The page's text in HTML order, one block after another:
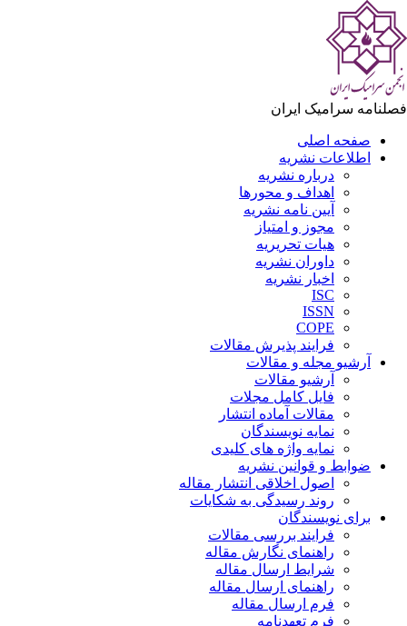
سرامیک ایران
صفحه اصلی
اطلاعات نشریه
درباره نشریه
اهداف و محورها
آیین نامه نشریه
مجوز و امتیاز
هیات تحریریه
داوران نشریه
اخبار نشریه
ISC
ISSN
COPE
فرایند پذیرش مقالات
آرشیو مجله و مقالات
آرشیو مقالات
فایل کامل مجلات
مقالات آماده انتشار
نمایه نویسندگان
نمایه واژه های کلیدی
ضوابط و قوانین نشریه
اصول اخلاقی انتشار مقاله
روند رسیدگی به شکایات
برای نویسندگان
فرایند بررسی مقالات
راهنمای نگارش مقاله
شرایط ارسال مقاله
راهنمای ارسال مقاله
فرم ارسال مقاله
فرم تعهدنامه